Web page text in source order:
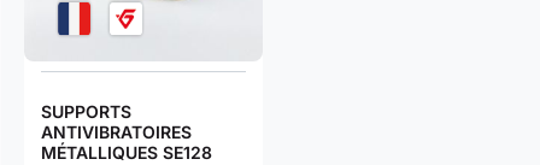
SUPPORTS
ANTIVIBRATOIRES
MÉTALLIQUES SE128